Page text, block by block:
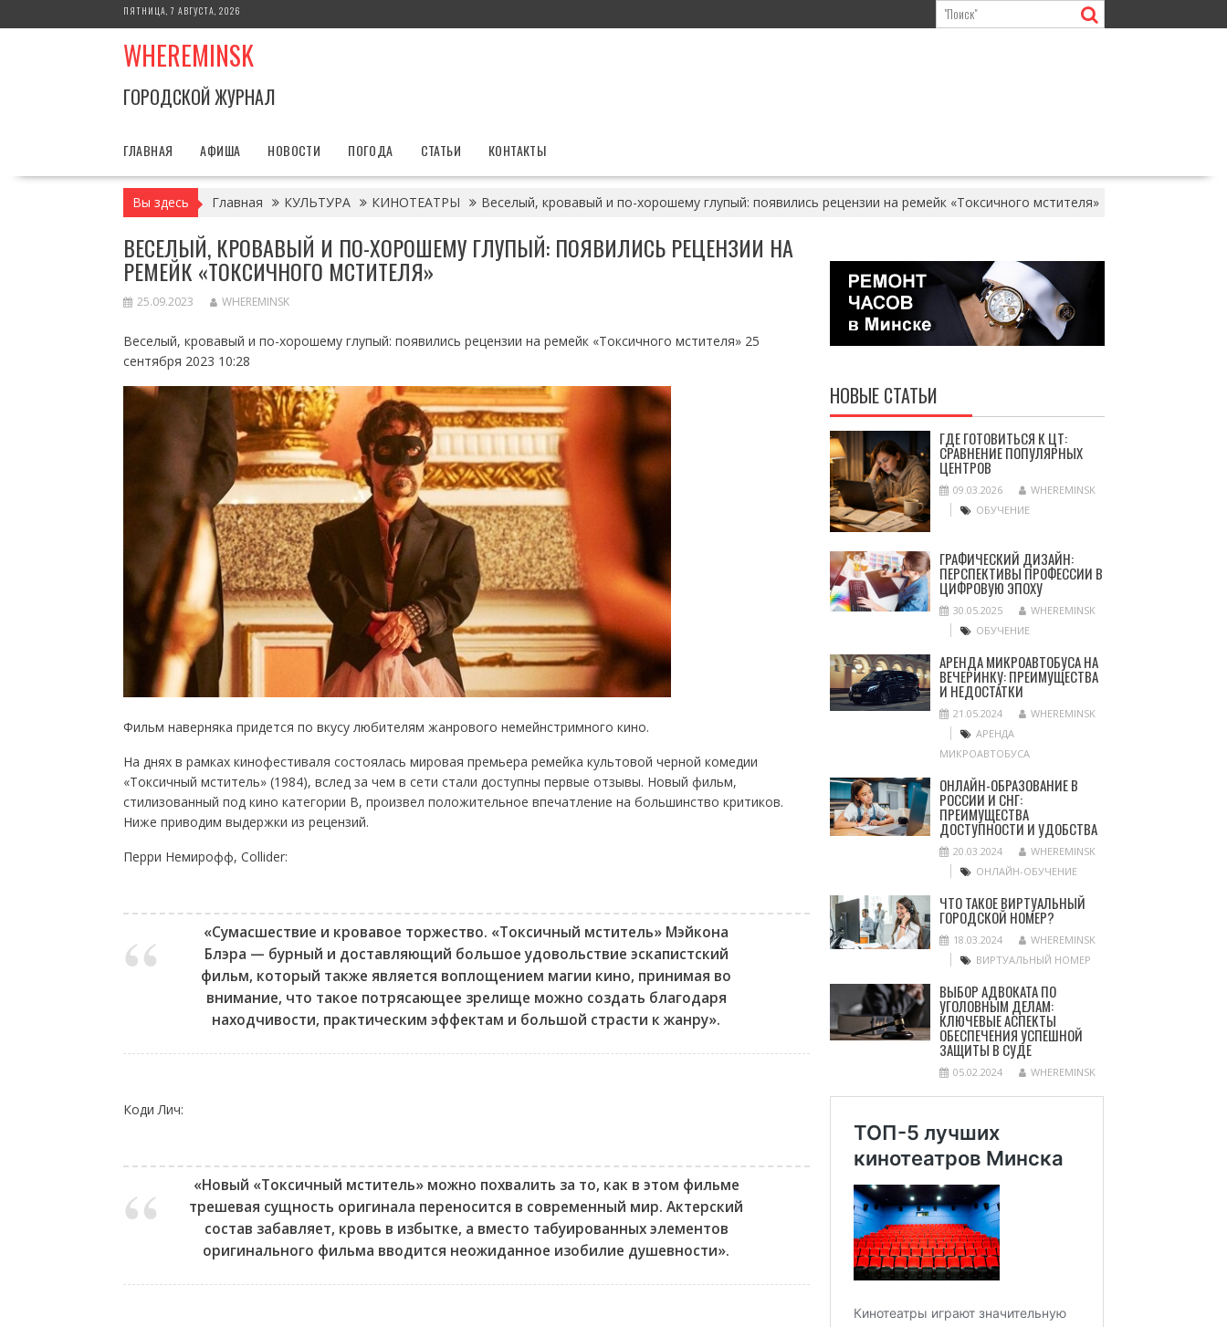
к
ПЯТНИЦА, 7 АВГУСТА, 2026
WHEREMINSK
ГОРОДСКОЙ ЖУРНАЛ
ГЛАВНАЯ АФИША НОВОСТИ ПОГОДА СТАТЬИ КОНТАКТЫ
Вы здесь Главная КУЛЬТУРА КИНОТЕАТРЫ Веселый, кровавый и по-хорошему глупый: появились рецензии на ремейк «Токсичного мстителя»
ВЕСЕЛЫЙ, КРОВАВЫЙ И ПО-ХОРОШЕМУ ГЛУПЫЙ: ПОЯВИЛИСЬ РЕЦЕНЗИИ НА
РЕМЕЙК «ТОКСИЧНОГО МСТИТЕЛЯ»
25.09.2023 WHEREMINSK
Веселый, кровавый и по-хорошему глупый: появились рецензии на ремейк «Токсичного мстителя» 25
сентября 2023 10:28
Фильм наверняка придется по вкусу любителям жанрового немейнстримного кино.
На днях в рамках кинофестиваля состоялась мировая премьера ремейка культовой черной комедии
«Токсичный мститель» (1984), вслед за чем в сети стали доступны первые отзывы. Новый фильм,
стилизованный под кино категории B, произвел положительное впечатление на большинство критиков.
Ниже приводим выдержки из рецензий.
Перри Немирофф, Collider:
«Сумасшествие и кровавое торжество. «Токсичный мститель» Мэйкона
Блэра — бурный и доставляющий большое удовольствие эскапистский
фильм, который также является воплощением магии кино, принимая во
внимание, что такое потрясающее зрелище можно создать благодаря
находчивости, практическим эффектам и большой страсти к жанру».
Коди Лич:
«Новый «Токсичный мститель» можно похвалить за то, как в этом фильме
трешевая сущность оригинала переносится в современный мир. Актерский
состав забавляет, кровь в избытке, а вместо табуированных элементов
оригинального фильма вводится неожиданное изобилие душевности».
НОВЫЕ СТАТЬИ
ГДЕ ГОТОВИТЬСЯ К ЦТ:
СРАВНЕНИЕ ПОПУЛЯРНЫХ
ЦЕНТРОВ
09.03.2026
WHEREMINSK
ОБУЧЕНИЕ
ГРАФИЧЕСКИЙ ДИЗАЙН:
ПЕРСПЕКТИВЫ ПРОФЕССИИ В
ЦИФРОВУЮ ЭПОХУ
30.05.2025
WHEREMINSK
ОБУЧЕНИЕ
АРЕНДА МИКРОАВТОБУСА НА
ВЕЧЕРИНКУ: ПРЕИМУЩЕСТВА
И НЕДОСТАТКИ
21.05.2024
WHEREMINSK
АРЕНДА
МИКРОАВТОБУСА
ОНЛАЙН-ОБРАЗОВАНИЕ В
РОССИИ И СНГ:
ПРЕИМУЩЕСТВА
ДОСТУПНОСТИ И УДОБСТВА
20.03.2024
WHEREMINSK
ОНЛАЙН-ОБУЧЕНИЕ
ЧТО ТАКОЕ ВИРТУАЛЬНЫЙ
ГОРОДСКОЙ НОМЕР?
18.03.2024
WHEREMINSK
ВИРТУАЛЬНЫЙ НОМЕР
ВЫБОР АДВОКАТА ПО
УГОЛОВНЫМ ДЕЛАМ:
КЛЮЧЕВЫЕ АСПЕКТЫ
ОБЕСПЕЧЕНИЯ УСПЕШНОЙ
ЗАЩИТЫ В СУДЕ
05.02.2024 WHEREMINSK